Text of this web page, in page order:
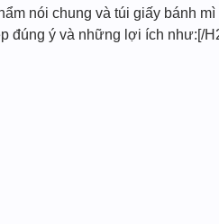
nói chung và túi giấy bánh mì
đúng ý và những lợi ích như:[/